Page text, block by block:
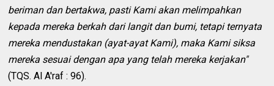
beriman dan bertakwa, pasti Kami akan melimpahkan
kepada mereka berkah dari langit dan bumi, tetapi ternyata
mereka mendustakan (ayat-ayat Kami), maka Kami siksa
mereka sesuai dengan apa yang telah mereka kerjakan"
(TQS. Al A'raf : 96).